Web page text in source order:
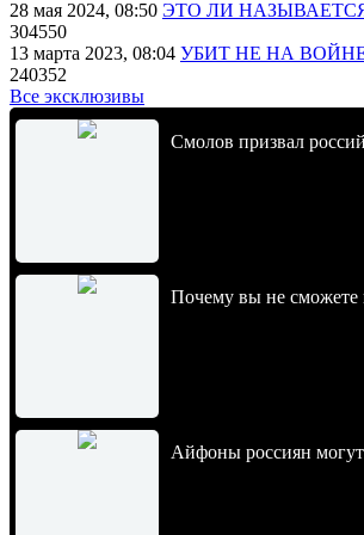
28 мая 2024, 08:50 ЭТО ЛИ
304550
13 марта 2023, 08:04 УБИТ НЕ НА
240352
Все эксклюзивы
Смолов призвал
Почему вы не сможете
Айфоны россиян